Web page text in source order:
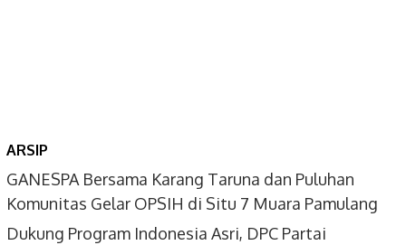
ARSIP
GANESPA Bersama Karang Taruna dan Puluhan
Komunitas Gelar OPSIH di Situ 7 Muara Pamulang
Dukung Program Indonesia Asri, DPC Partai